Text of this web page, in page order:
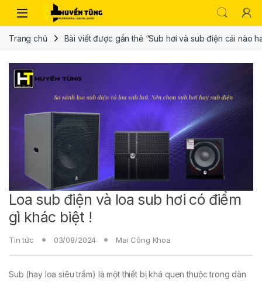
Trang chủ Bài viết được gắn thẻ “Sub hơi và sub điện cái nào
Loa sub điện và loa sub hơi có điểm
gì khác biệt !
Tin tức 03/08/2024 Mai Công Khoa
Sub (hay loa siêu trầm) là một thiết bị khá quen thuộc trong dàn